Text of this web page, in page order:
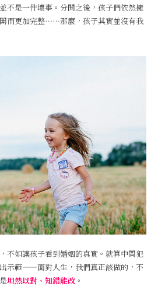
不是一件壞事。分開之後，孩子們依然擁
而更加完整⋯⋯那麼，孩子其實並沒有我
不如讓孩子看到婚姻的真實。就算中間犯
示範——面對人生，我們真正該做的，不
坦然以對、知錯能改 。